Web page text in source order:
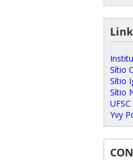
Sítio
Sítio
Sítio
UFSC
Yvy